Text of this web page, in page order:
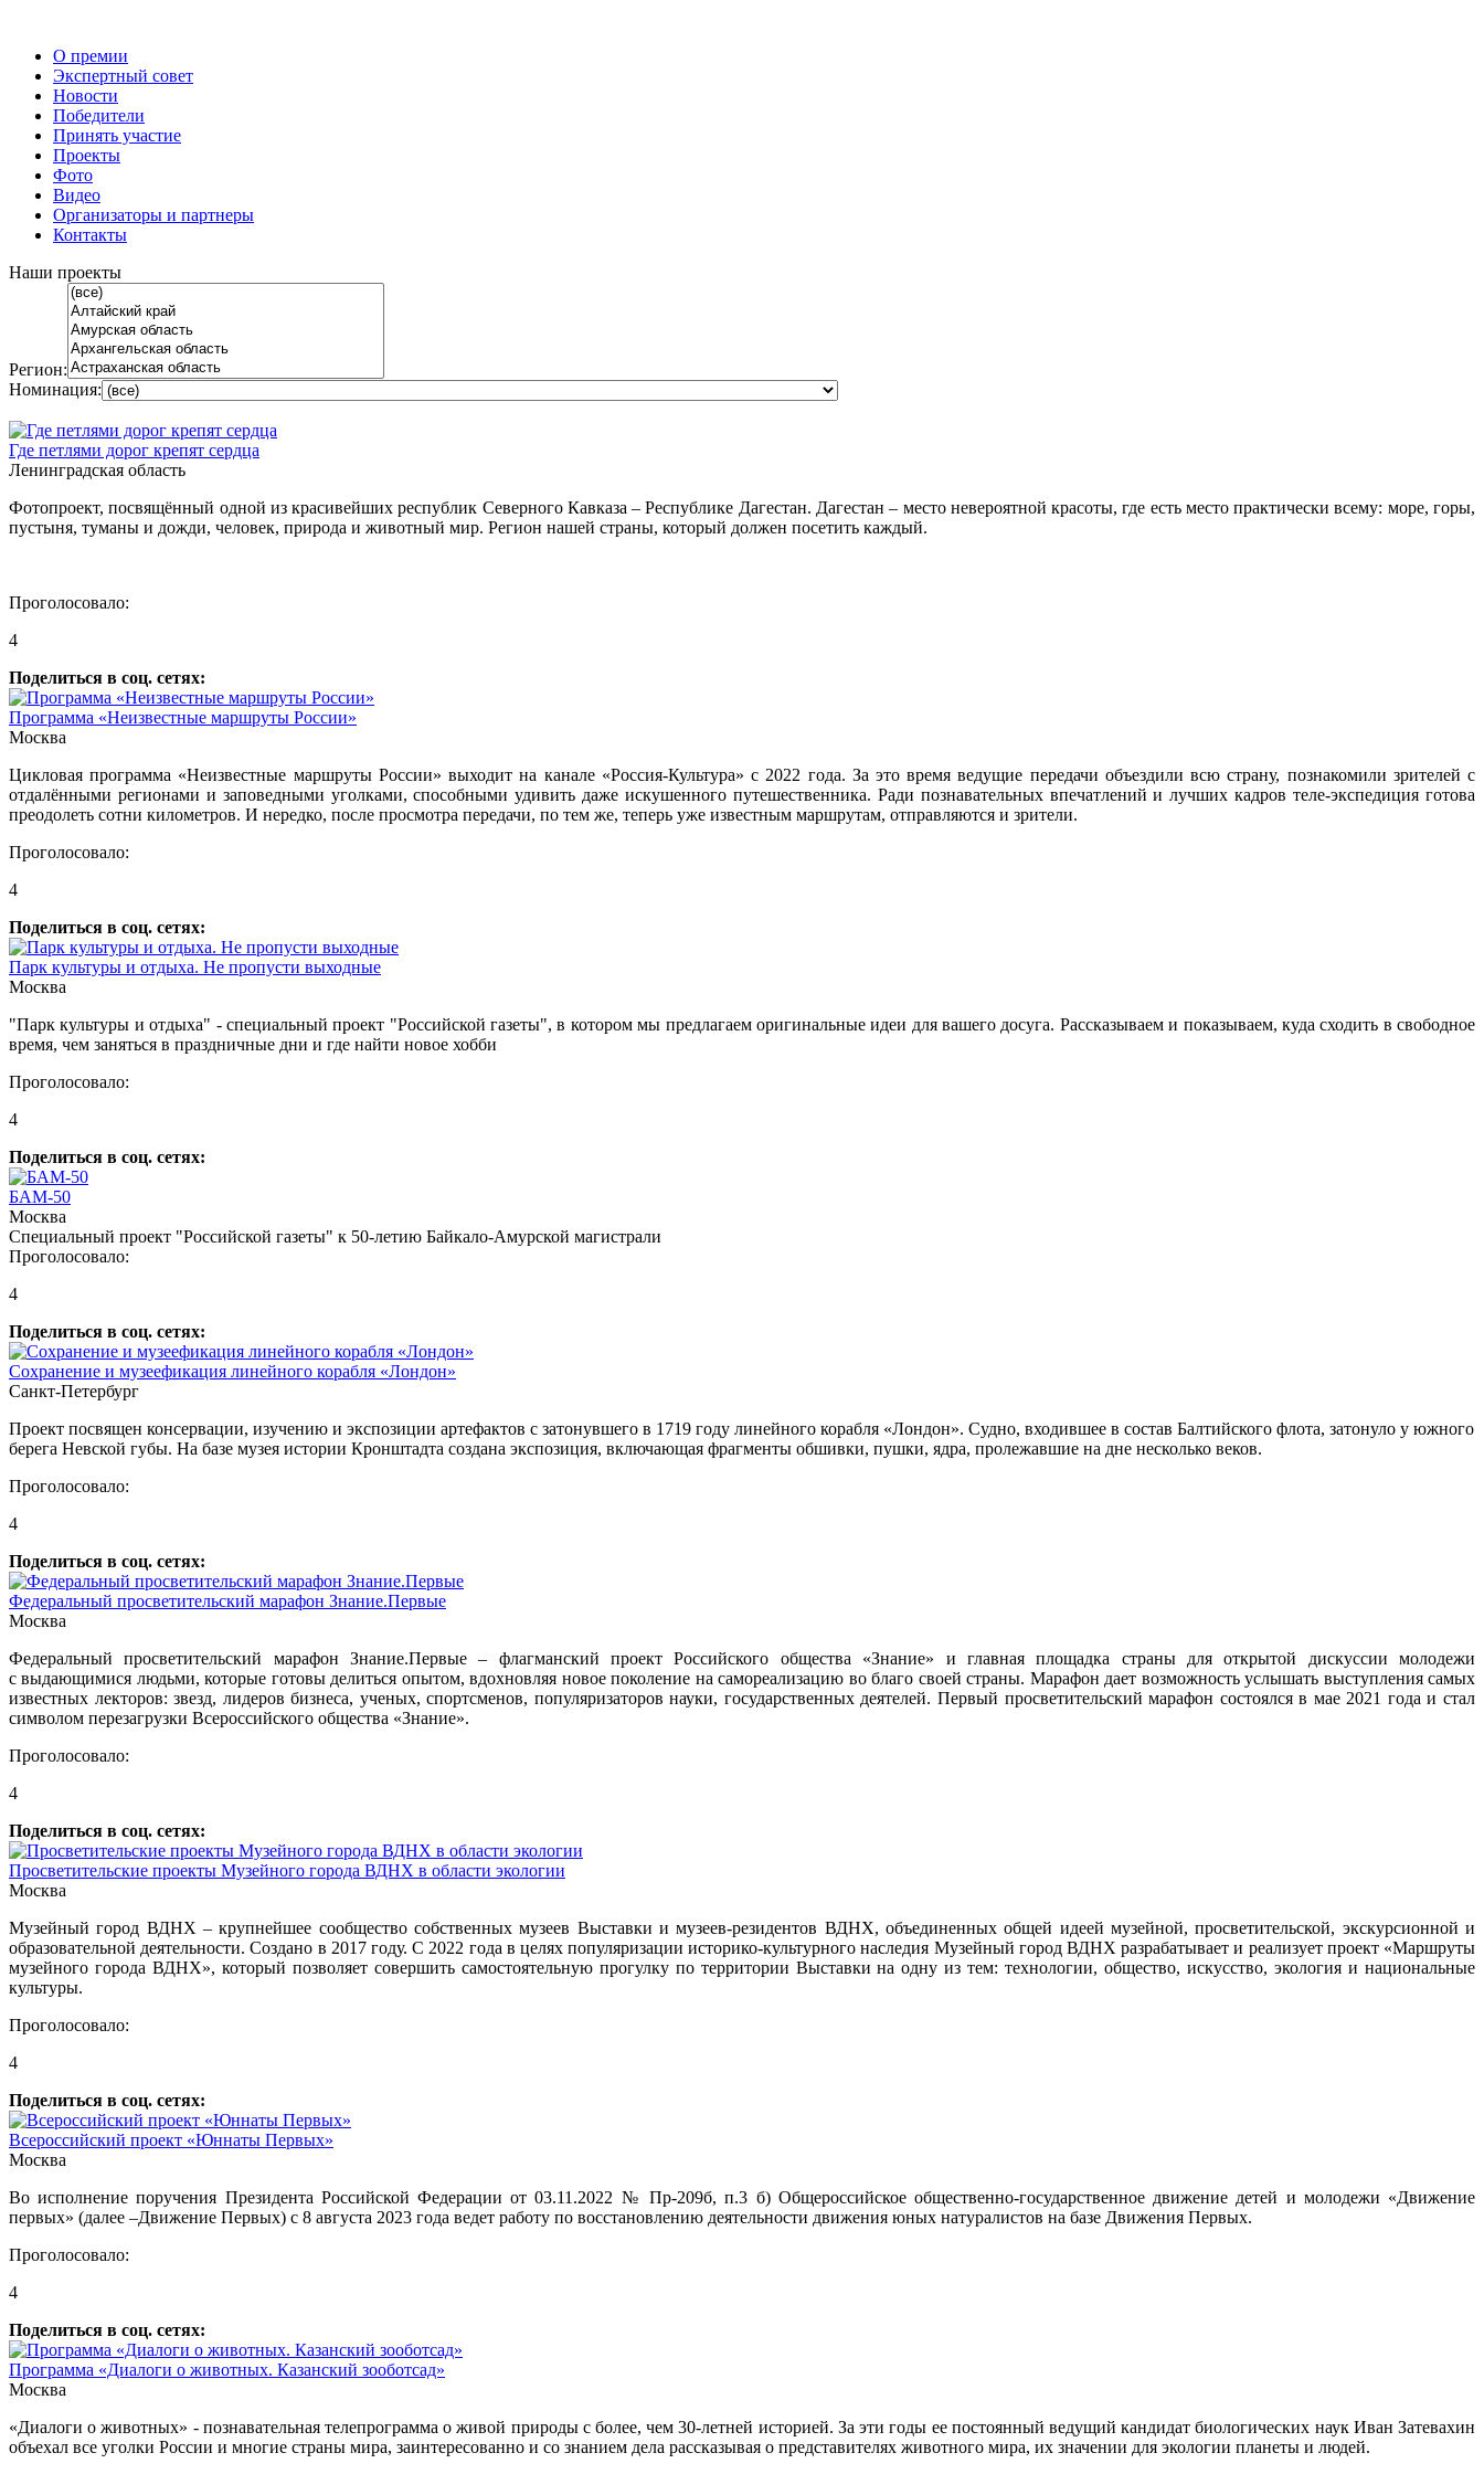
О премии
Экспертный совет
Новости
Победители
Принять участие
Проекты
Фото
Видео
Организаторы и партнеры
Контакты
Наши проекты
Регион:
Номинация:
Где петлями дорог крепят сердца
Ленинградская область
Фотопроект, посвящённый одной из красивейших республик Северного Кавказа – Республике Дагестан. Дагестан – место невероятной красоты, где есть место практически всему: море, горы,
пустыня, туманы и дожди, человек, природа и животный мир. Регион нашей страны, который должен посетить каждый.
Проголосовало:
4
Поделиться в соц. сетях:
Программа «Неизвестные маршруты России»
Москва
Цикловая программа «Неизвестные маршруты России» выходит на канале «Россия-Культура» с 2022 года. За это время ведущие передачи объездили всю страну, познакомили зрителей с
отдалёнными регионами и заповедными уголками, способными удивить даже искушенного путешественника. Ради познавательных впечатлений и лучших кадров теле-экспедиция готова
преодолеть сотни километров. И нередко, после просмотра передачи, по тем же, теперь уже известным маршрутам, отправляются и зрители.
Проголосовало:
4
Поделиться в соц. сетях:
Парк культуры и отдыха. Не пропусти выходные
Москва
"Парк культуры и отдыха" - специальный проект "Российской газеты", в котором мы предлагаем оригинальные идеи для вашего досуга. Рассказываем и показываем, куда сходить в свободное
время, чем заняться в праздничные дни и где найти новое хобби
Проголосовало:
4
Поделиться в соц. сетях:
БАМ-50
Москва
Специальный проект "Российской газеты" к 50-летию Байкало-Амурской магистрали
Проголосовало:
4
Поделиться в соц. сетях:
Сохранение и музеефикация линейного корабля «Лондон»
Санкт-Петербург
Проект посвящен консервации, изучению и экспозиции артефактов с затонувшего в 1719 году линейного корабля «Лондон». Судно, входившее в состав Балтийского флота, затонуло у южного
берега Невской губы. На базе музея истории Кронштадта создана экспозиция, включающая фрагменты обшивки, пушки, ядра, пролежавшие на дне несколько веков.
Проголосовало:
4
Поделиться в соц. сетях:
Федеральный просветительский марафон Знание.Первые
Москва
Федеральный просветительский марафон Знание.Первые – флагманский проект Российского общества «Знание» и главная площадка страны для открытой дискуссии молодежи
с выдающимися людьми, которые готовы делиться опытом, вдохновляя новое поколение на самореализацию во благо своей страны. Марафон дает возможность услышать выступления самых
известных лекторов: звезд, лидеров бизнеса, ученых, спортсменов, популяризаторов науки, государственных деятелей. Первый просветительский марафон состоялся в мае 2021 года и стал
символом перезагрузки Всероссийского общества «Знание».
Проголосовало:
4
Поделиться в соц. сетях:
Просветительские проекты Музейного города ВДНХ в области экологии
Москва
Музейный город ВДНХ – крупнейшее сообщество собственных музеев Выставки и музеев-резидентов ВДНХ, объединенных общей идеей музейной, просветительской, экскурсионной и
образовательной деятельности. Создано в 2017 году. С 2022 года в целях популяризации историко-культурного наследия Музейный город ВДНХ разрабатывает и реализует проект «Маршруты
музейного города ВДНХ», который позволяет совершить самостоятельную прогулку по территории Выставки на одну из тем: технологии, общество, искусство, экология и национальные
культуры.
Проголосовало:
4
Поделиться в соц. сетях:
Всероссийский проект «Юннаты Первых»
Москва
Во исполнение поручения Президента Российской Федерации от 03.11.2022 № Пр-209б, п.3 б) Общероссийское общественно-государственное движение детей и молодежи «Движение
первых» (далее –Движение Первых) с 8 августа 2023 года ведет работу по восстановлению деятельности движения юных натуралистов на базе Движения Первых.
Проголосовало:
4
Поделиться в соц. сетях:
Программа «Диалоги о животных. Казанский зооботсад»
Москва
«Диалоги о животных» - познавательная телепрограмма о живой природы с более, чем 30-летней историей. За эти годы ее постоянный ведущий кандидат биологических наук Иван Затевахин
объехал все уголки России и многие страны мира, заинтересованно и со знанием дела рассказывая о представителях животного мира, их значении для экологии планеты и людей.